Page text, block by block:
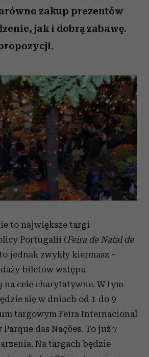
zakup prezentów
jak i dobrą zabawę.
to największe targi
Portugalii (Feira de Natal de
jednak zwykły kiermasz –
biletów wstępu
na cele charytatywne. W tym
się w dniach od 1 do 9
targowym Feira Internacional
Parque das Nações. To już 7
Na targach będzie